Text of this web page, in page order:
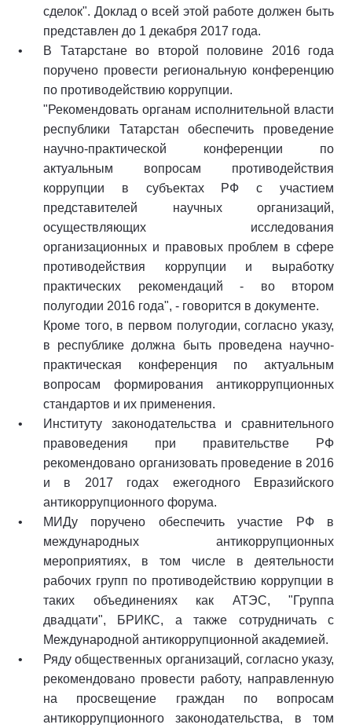
сделок". Доклад о всей этой работе должен быть
представлен до 1 декабря 2017 года.
В Татарстане во второй половине 2016 года
поручено провести региональную конференцию
по противодействию коррупции.
"Рекомендовать органам исполнительной власти
республики Татарстан обеспечить проведение
научно-практической конференции по
актуальным вопросам противодействия
коррупции в субъектах РФ с участием
представителей научных организаций,
осуществляющих исследования
организационных и правовых проблем в сфере
противодействия коррупции и выработку
практических рекомендаций - во втором
полугодии 2016 года", - говорится в документе.
Кроме того, в первом полугодии, согласно указу,
в республике должна быть проведена научно-
практическая конференция по актуальным
вопросам формирования антикоррупционных
стандартов и их применения.
Институту законодательства и сравнительного
правоведения при правительстве РФ
рекомендовано организовать проведение в 2016
и в 2017 годах ежегодного Евразийского
антикоррупционного форума.
МИДу поручено обеспечить участие РФ в
международных антикоррупционных
мероприятиях, в том числе в деятельности
рабочих групп по противодействию коррупции в
таких объединениях как АТЭС, "Группа
двадцати", БРИКС, а также сотрудничать с
Международной антикоррупционной академией.
Ряду общественных организаций, согласно указу,
рекомендовано провести работу, направленную
на просвещение граждан по вопросам
антикоррупционного законодательства, в том